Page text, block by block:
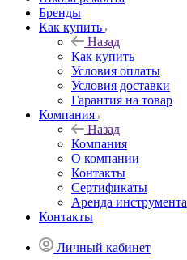
Бренды
Как купить
Назад
Как купить
Условия оплаты
Условия доставки
Гарантия на товар
Компания
Назад
Компания
О компании
Контакты
Сертификаты
Аренда инструмента
Контакты
Личный кабинет